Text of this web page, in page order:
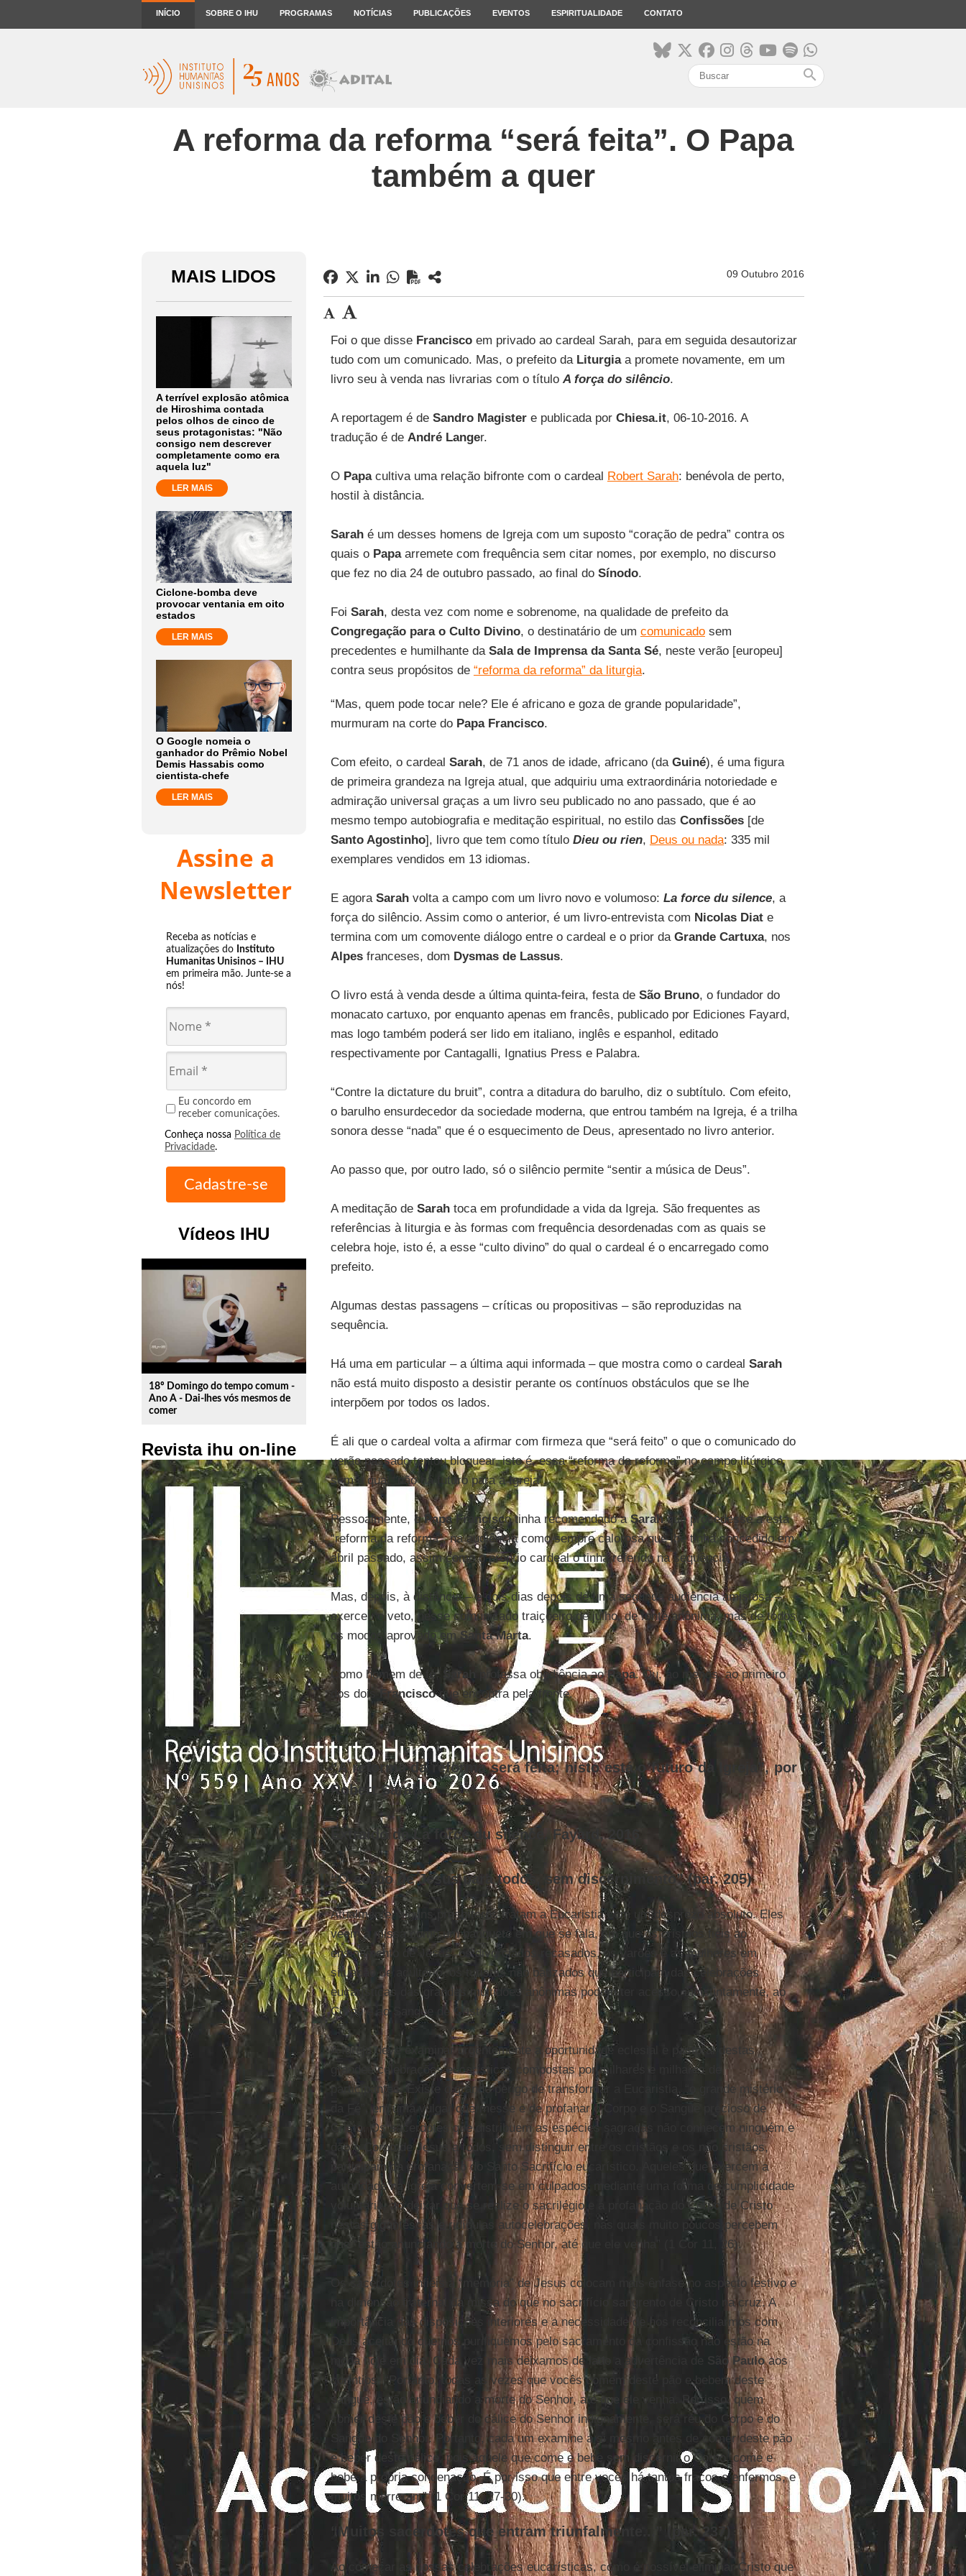
INÍCIO SOBRE O IHU PROGRAMAS NOTÍCIAS PUBLICAÇÕES EVENTOS ESPIRITUALIDADE CONTATO
search
A reforma da reforma “será feita”. O Papa
também a quer
MAIS LIDOS
A terrível explosão atômica
de Hiroshima contada
pelos olhos de cinco de
seus protagonistas: "Não
consigo nem descrever
completamente como era
aquela luz"
LER MAIS
Ciclone-bomba deve
provocar ventania em oito
estados
LER MAIS
O Google nomeia o
ganhador do Prêmio Nobel
Demis Hassabis como
cientista-chefe
LER MAIS
Assine a
Newsletter
Receba as notícias e
atualizações do Instituto
Humanitas Unisinos – IHU
em primeira mão. Junte-se a
nós!
Eu concordo em
receber comunicações.
Conheça nossa Política de
Privacidade.
Vídeos IHU
play_circle_outline
18º Domingo do tempo comum -
Ano A - Dai-lhes vós mesmos de
comer
Revista ihu on-line
09 Outubro 2016
Foi o que disse Franciscoem privado ao cardeal Sarah, para em seguida desautorizar
tudo com um comunicado. Mas, o prefeito da Liturgiaa promete novamente, em um
livro seu à venda nas livrarias com o título A força do silêncio.
A reportagem é deSandro Magistere publicada porChiesa.it, 06-10-2016. A
tradução é de André Langer.
O Papacultiva uma relação bifronte com o cardeal Robert Sarah: benévola de perto,
hostil à distância.
Sarahé um desses homens de Igreja com um suposto “coração de pedra” contra os
quais o Papaarremete com frequência sem citar nomes, por exemplo, no discurso
que fez no dia 24 de outubro passado, ao final do Sínodo.
Foi Sarah, desta vez com nome e sobrenome, na qualidade de prefeito da
Congregação para o Culto Divino, o destinatário de um comunicadosem
precedentes e humilhante da Sala de Imprensa da Santa Sé, neste verão [europeu]
contra seus propósitos de “reforma da reforma” da liturgia.
“Mas, quem pode tocar nele? Ele é africano e goza de grande popularidade”,
murmuram na corte do Papa Francisco.
Com efeito, o cardeal Sarah, de 71 anos de idade, africano (da Guiné), é uma figura
de primeira grandeza na Igreja atual, que adquiriu uma extraordinária notoriedade e
admiração universal graças a um livro seu publicado no ano passado, que é ao
mesmo tempo autobiografia e meditação espiritual, no estilo das Confissões[de
Santo Agostinho], livro que tem como título Dieu ou rien, Deus ou nada: 335 mil
exemplares vendidos em 13 idiomas.
E agora Sarahvolta a campo com um livro novo e volumoso: La force du silence, a
força do silêncio. Assim como o anterior, é um livro-entrevista com Nicolas Diate
termina com um comovente diálogo entre o cardeal e o prior da Grande Cartuxa, nos
Alpesfranceses, dom Dysmas de Lassus.
O livro está à venda desde a última quinta-feira, festa de São Bruno, o fundador do
monacato cartuxo, por enquanto apenas em francês, publicado por Ediciones Fayard,
mas logo também poderá ser lido em italiano, inglês e espanhol, editado
respectivamente por Cantagalli, Ignatius Press e Palabra.
“Contre la dictature du bruit”, contra a ditadura do barulho, diz o subtítulo. Com efeito,
o barulho ensurdecedor da sociedade moderna, que entrou também na Igreja, é a trilha
sonora desse “nada” que é o esquecimento de Deus, apresentado no livro anterior.
Ao passo que, por outro lado, só o silêncio permite “sentir a música de Deus”.
A meditação de Sarahtoca em profundidade a vida da Igreja. São frequentes as
referências à liturgia e às formas com frequência desordenadas com as quais se
celebra hoje, isto é, a esse “culto divino” do qual o cardeal é o encarregado como
prefeito.
Algumas destas passagens – críticas ou propositivas – são reproduzidas na
sequência.
Há uma em particular – a última aqui informada – que mostra como o cardeal Sarah
não está muito disposto a desistir perante os contínuos obstáculos que se lhe
interpõem por todos os lados.
É ali que o cardeal volta a afirmar com firmeza que “será feito” o que o comunicado do
verão passado tentou bloquear, isto é, essa “reforma da reforma” no campo litúrgico,
sem a qual “não há futuro para a Igreja”.
Pessoalmente, oPapa Francisco tinha recomendado aSarahque procedesse a esta
“reforma da reforma”, na audiência como sempre calorosa que lhe tinha concedido em
abril passado, assim como o próprio cardeal o tinha referido na sequência.
Mas, depois, à distância – e dois dias depois de uma segunda audiência amistosa –,
exerceu o veto, nesse comunicado traiçoeiro de julho, de fonte anônima, mas de todos
os modos aprovado emSanta Marta.
Como homem de fé, Sarah professa obediência aoPapa. Ou, ao menos, ao primeiro
dos doisFranciscoque encontra pela frente.
------
“A reforma da reforma será feita; nisto está o futuro da Igreja”, por
Robert Sarah
Extraído de La force du silence, Fayard, 2016
“O corpo de Jesus para todos, sem discernimento” (par. 205)
Atualmente, alguns presbíteros tratam a Eucaristia com um desprezo absoluto. Eles
veem a missa como um banquete em que se fala, em que os cristãos fiéis ao
ensinamento de Jesus, os divorciados recasados, os varões e as mulheres em
situação de adultério, os turistas não batizados que participam das celebrações
eucarísticas das grandes multidões anônimas podem ter acesso, indistintamente, ao
Corpo e ao Sangue de Cristo.
A Igreja deve examinar urgentemente a oportunidade eclesial e pastoral destas
grandes celebrações eucarísticas compostas por milhares e milhares de
participantes. Existe o grande perigo de transformar a Eucaristia, “o grande mistério
da Fé”, em uma vulgar quermesse e de profanar o Corpo e o Sangue precioso de
Cristo. Os sacerdotes que distribuem as espécies sagradas não conhecem ninguém e
dão o Corpo de Jesus a todos, sem distinguir entre os cristãos e os não cristãos,
participam da profanação do Santo Sacrifício eucarístico. Aqueles que exercem a
autoridade na Igreja convertem-se em culpados, mediante uma forma de cumplicidade
voluntária, ao deixar que se realize o sacrilégio e a profanação do Corpo de Cristo
nestas gigantescas e ridículas autocelebrações, nas quais muito poucos percebem
que “estão anunciando a morte do Senhor, até que ele venha” (1 Cor 11, 26).
Os sacerdotes infiéis à “memória” de Jesus colocam mais ênfase no aspecto festivo e
na dimensão fraternal da missa do que no sacrifício sangrento de Cristo na cruz. A
importância das disposições interiores e a necessidade de nos reconciliarmos com
Deus aceitando que nos purifiquemos pelo sacramento da confissão não estão na
moda hoje em dia. Cada vez mais deixamos de lado a advertência de
São Pauloaos
coríntios: “Portanto, todas as vezes que vocês comem deste pão e bebem deste
sangue, estão anunciando a morte do Senhor, até que ele venha. Por isso, quem
comer deste pão e beber do cálice do Senhor indignamente, será réu do Corpo e do
Sangue do Senhor. Portanto, cada um examine a si mesmo antes de comer deste pão
e beber deste cálice, pois aquele que come e bebe sem discernir o Corpo, come e
bebe a própria condenação. É por isso que entre vocês há tantos fracos e enfermos, e
muitos morreram” (1 Cor 11, 27-30).
“Muitos sacerdotes que entram triunfalmente...” (par. 237)
Ao começar as nossas celebrações eucarísticas, como é possível eliminar Cristo que